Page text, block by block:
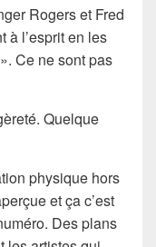
Rogers et Fred
à l’esprit en les
Ce ne sont pas
Quelque
physique hors
et ça c’est
Des plans